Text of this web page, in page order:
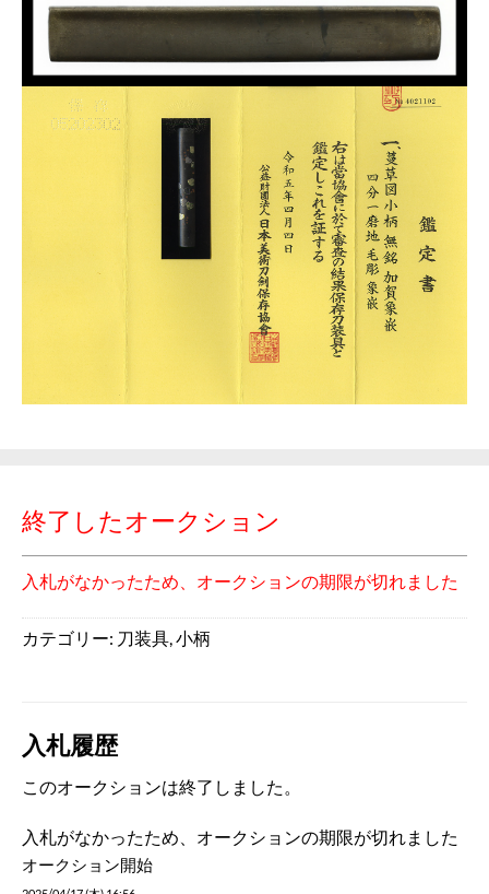
終了したオークション
入札がなかったため、オークションの期限が切れました
カテゴリー: 刀装具,小柄
入札履歴
このオークションは終了しました。
入札がなかったため、オークションの期限が切れました
オークション開始